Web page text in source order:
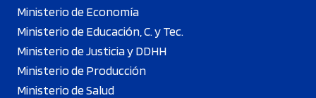
Ministerio de Economía
Ministerio de Educación, C. y Tec.
Ministerio de Justicia y DDHH
Ministerio de Producción
Ministerio de Salud